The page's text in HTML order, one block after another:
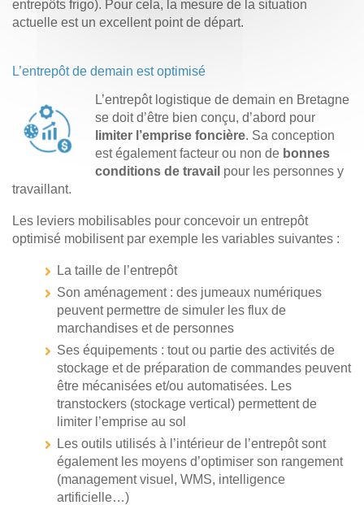
entrepôts frigo). Pour cela, la mesure de la situation
actuelle est un excellent point de départ.
L’entrepôt de demain est optimisé
L’entrepôt logistique de demain en Bretagne
se doit d’être bien conçu, d’abord pour
limiter l’emprise foncière. Sa conception
est également facteur ou non de bonnes
conditions de travail pour les personnes y
travaillant.
Les leviers mobilisables pour concevoir un entrepôt
optimisé mobilisent par exemple les variables suivantes :
La taille de l’entrepôt
Son aménagement : des jumeaux numériques
peuvent permettre de simuler les flux de
marchandises et de personnes
Ses équipements : tout ou partie des activités de
stockage et de préparation de commandes peuvent
être mécanisées et/ou automatisées. Les
transtockers (stockage vertical) permettent de
limiter l’emprise au sol
Les outils utilisés à l’intérieur de l’entrepôt sont
également les moyens d’optimiser son rangement
(management visuel, WMS, intelligence
artificielle…)